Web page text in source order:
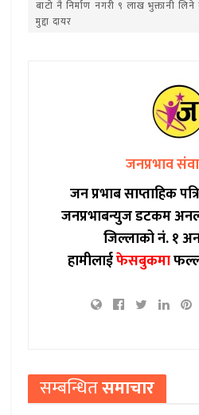
बाटो नै निर्माण नगरी ९ लाख भुक्तानी
मुद्दा दायर
जनप्रभाव
जन प्रभाब साप्ताहिक
जनप्रभाबन्युज डटकम
जिल्लाको नं. १
हामीलाईफेसबुकमा
सम्बन्धितसमाचार